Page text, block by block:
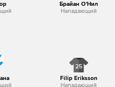
Брайан О'Нил
Нападающий
25
Filip Eriksson
Нападающий